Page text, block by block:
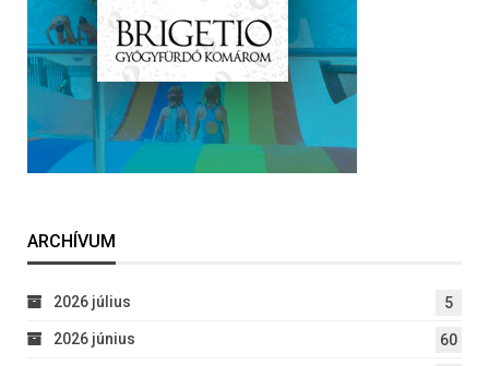
ARCHÍVUM
2026 július 5
2026 június 60